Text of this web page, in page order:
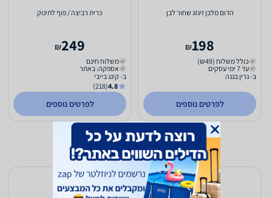
הדום מלבן זיגזג שחור לבן
198
₪
כולל משלוח (₪49)
עד 7 ימי עסקים
ב- גרין בננה
לפרטים נוספים
כרית רביצה / פוף לתינוק
249
₪
משלוח חינם
אספקה: באתר
ב- קינג בייבי
4.8
(218)
לפרטים נוספים